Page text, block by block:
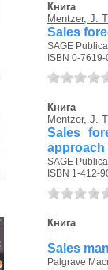
Книга
Mentzer, J.
Sales
SAGE
ISBN 0-
Книга
Mentzer, J.
Sales
approach
SAGE
ISBN 1-412-
Книга
Sales
Palgrave